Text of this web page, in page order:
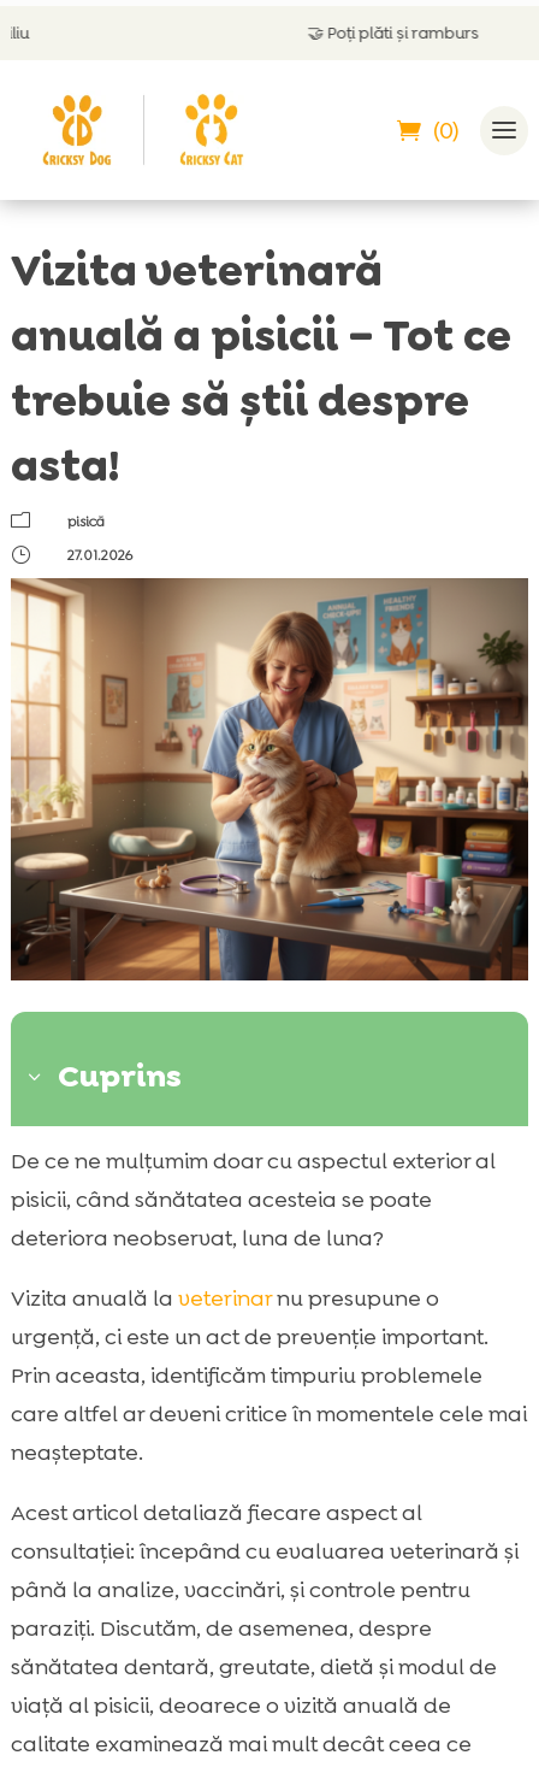
Poți plăti și ramburs
(0)
Vizita veterinară
anuală a pisicii – Tot ce
trebuie să știi despre
asta!
m
pisică
}
27.01.2026
3 Cuprins
 De ce contează controlul anual pentru
sănătatea pisicii noastre
Cât de des mergem la veterinar în funcție
 vizita veterinară anuală a pisicii: ce include,
pas cu pas
Semnele care ne spun că nu e bine să
piele și blană
Analize recomandate: sânge, urină, fecale
Vaccinări în România: schema anuală și
rapelurile importante
Deparazitarea internă și externă: calendar,
produse și greșeli comune

Îngrijirea dentară: tartru, gingivită și când e
nevoie de detartraj
De ce ne mulțumim doar cu aspectul exterior al
pisicii, când sănătatea acesteia se poate
deteriora neobservat, luna de luna?
Vizita anuală la veterinarnu presupune o
urgență, ci este un act de prevenție important.
Prin aceasta, identificăm timpuriu problemele
care altfel ar deveni critice în momentele cele mai
neașteptate.
Acest articol detaliază fiecare aspect al
consultației: începând cu evaluarea veterinară și
până la analize, vaccinări, și controle pentru
paraziți. Discutăm, de asemenea, despre
sănătatea dentară, greutate, dietă și modul de
viață al pisicii, deoarece o vizită anuală de
calitate examinează mai mult decât ceea ce